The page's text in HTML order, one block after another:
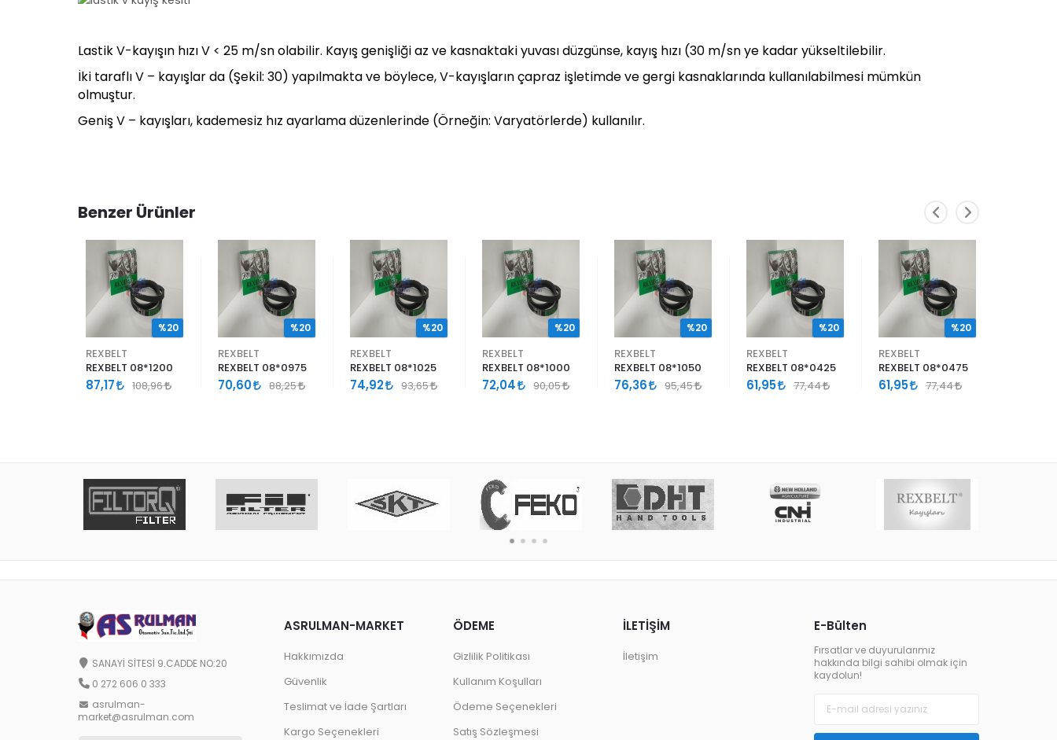
Lastik V-kayışın hızı V < 25 m/sn olabilir. Kayış genişliği az ve kasnaktaki yuvası düzgünse, kayış hızı (30 m/sn ye kadar yükseltilebilir.
İki taraflı V – kayışlar da (Şekil: 30) yapılmakta ve böylece, V-kayışların çapraz işletimde ve gergi kasnaklarında kullanılabilmesi mümkün
olmuştur.
Geniş V – kayışları, kademesiz hız ayarlama düzenlerinde (Örneğin: Varyatörlerde) kullanılır.
Benzer Ürünler
REXBELT
REXBELT 08*1200
87,17 108,96
%20
REXBELT
REXBELT 08*0975
70,60 88,25
%20
REXBELT
REXBELT 08*1025
74,92 93,65
%20
REXBELT
REXBELT 08*1000
72,04 90,05
%20
REXBELT
REXBELT 08*1050
76,36 95,45
%20
REXBELT
REXBELT 08*0425
61,95 77,44
%20
REXBELT
REXBELT 08*0475
61,95 77,44
%20
SANAYİ SİTESİ 9.CADDE NO:20
0 272 606 0 333
asrulman-
market@asrulman.com
E-Bülten
Fırsatlar ve duyurularımız
hakkında bilgi sahibi olmak için
kaydolun!
ASRULMAN-MARKET
Hakkımızda
Güvenlik
Teslimat ve İade Şartları
Kargo Seçenekleri
ÖDEME
Gizlilik Politikası
Kullanım Koşulları
Ödeme Seçenekleri
Satış Sözleşmesi
İLETİŞİM
İletişim